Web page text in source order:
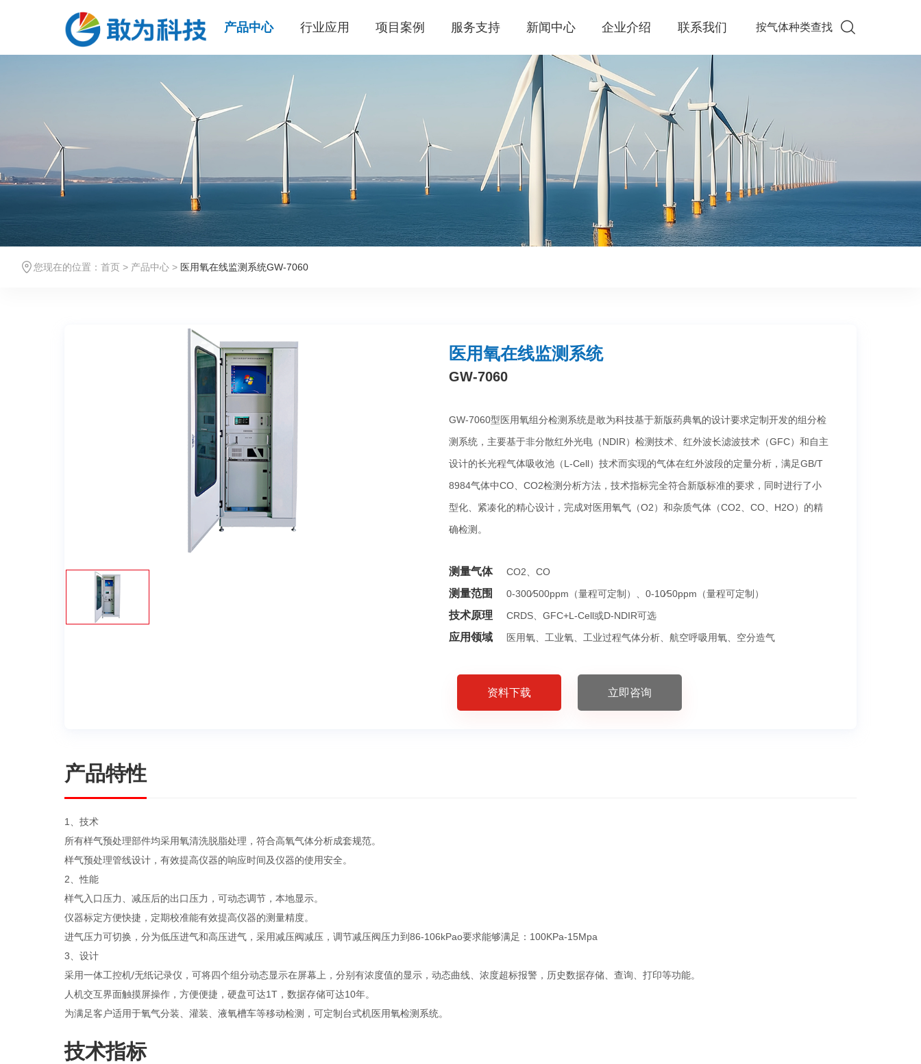
产品中心 行业应用 项目案例 服务支持 新闻中心 企业介绍 联系我们 按气体种类查找
您现在的位置： 首页> 产品中心> 医用氧在线监测系统GW-7060
医用氧在线监测系统
GW-7060
GW-7060型医用氧组分检测系统是敢为科技基于新版药典氧的设计要求定制开发的组分检
测系统，主要基于非分散红外光电（NDIR）检测技术、红外波长滤波技术（GFC）和自主
设计的长光程气体吸收池（L-Cell）技术而实现的气体在红外波段的定量分析，满足GB/T
8984气体中CO、CO2检测分析方法，技术指标完全符合新版标准的要求，同时进行了小
型化、紧凑化的精心设计，完成对医用氧气（O2）和杂质气体（CO2、CO、H2O）的精
确检测。
测量气体 CO2、CO
测量范围 0-300∕500ppm（量程可定制）、0-10∕50ppm（量程可定制）
技术原理 CRDS、GFC+L-Cell或D-NDIR可选
应用领域 医用氧、工业氧、工业过程气体分析、航空呼吸用氧、空分造气
资料下载 立即咨询
产品特性
1、技术
所有样气预处理部件均采用氧清洗脱脂处理，符合高氧气体分析成套规范。
样气预处理管线设计，有效提高仪器的响应时间及仪器的使用安全。
2、性能
样气入口压力、减压后的出口压力，可动态调节，本地显示。
仪器标定方便快捷，定期校准能有效提高仪器的测量精度。
进气压力可切换，分为低压进气和高压进气，采用减压阀减压，调节减压阀压力到86-106kPao要求能够满足：100KPa-15Mpa
3、设计
采用一体工控机/无纸记录仪，可将四个组分动态显示在屏幕上，分别有浓度值的显示，动态曲线、浓度超标报警，历史数据存储、查询、打印等功能。
人机交互界面触摸屏操作，方便便捷，硬盘可达1T，数据存储可达10年。
为满足客户适用于氧气分装、灌装、液氧槽车等移动检测，可定制台式机医用氧检测系统。
技术指标